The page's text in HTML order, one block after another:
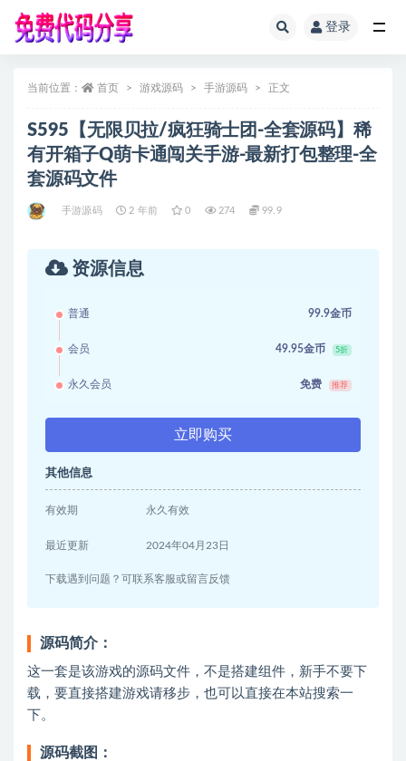
登录
当前位置： 首页 游戏源码 手游源码 正文
S595【无限贝拉/疯狂骑士团-全套源码】稀
有开箱子Q萌卡通闯关手游-最新打包整理-全
套源码文件
手游源码 2 年前 0 274 99.9
资源信息
普通 99.9金币
会员 49.95金币 5折
永久会员 免费 推荐
立即购买
其他信息
有效期 永久有效
最近更新 2024年04月23日
下载遇到问题？可联系客服或留言反馈
源码简介：
这一套是该游戏的源码文件，不是搭建组件，新手不要下
载，要直接搭建游戏请移步，也可以直接在本站搜索一
下。
源码截图：